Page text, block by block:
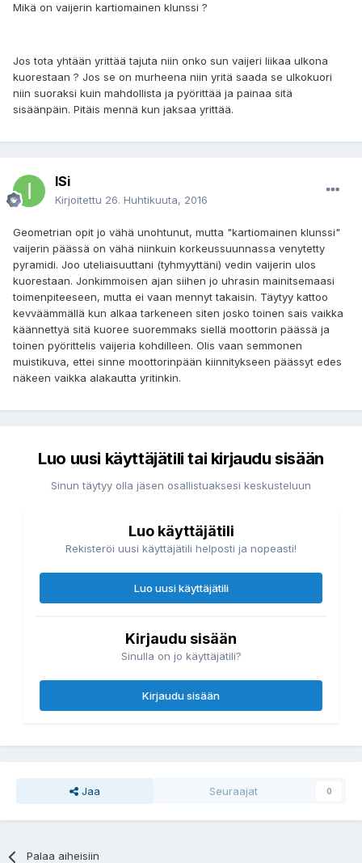
Mikä on vaijerin kartiomainen klunssi ?
Jos tota yhtään yrittää tajuta niin onko sun vaijeri liikaa ulkona
kuorestaan ? Jos se on murheena niin yritä saada se ulkokuori
niin suoraksi kuin mahdollista ja pyörittää ja painaa sitä
sisäänpäin. Pitäis mennä kun jaksaa yrittää.
ISi
Kirjoitettu 26. Huhtikuuta, 2016
Geometrian opit jo vähä unohtunut, mutta "kartiomainen klunssi"
vaijerin päässä on vähä niinkuin korkeussuunnassa venytetty
pyramidi. Joo uteliaisuuttani (tyhmyyttäni) vedin vaijerin ulos
kuorestaan. Jonkimmoisen ajan siihen jo uhrasin mainitsemaasi
toimenpiteeseen, mutta ei vaan mennyt takaisin. Täytyy kattoo
kevväämmällä kun alkaa tarkeneen siten josko toinen sais vaikka
käännettyä sitä kuoree suoremmaks siellä moottorin päässä ja
toinen pyörittelis vaijeria kohdilleen. Olis vaan semmonen
muistikuva, ettei sinne moottorinpään kiinnitykseen päässyt edes
näkeen vaikka alakautta yritinkin.
Luo uusi käyttäjätili tai kirjaudu sisään
Sinun täytyy olla jäsen osallistuaksesi keskusteluun
Luo käyttäjätili
Rekisteröi uusi käyttäjätili helposti ja nopeasti!
Luo uusi käyttäjätili
Kirjaudu sisään
Sinulla on jo käyttäjätili?
Kirjaudu sisään
Jaa Seuraajat 0
Palaa aiheisiin